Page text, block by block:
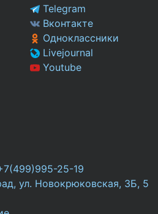
Telegram
Вконтакте
Одноклассники
Livejournal
Youtube
25-19
ул. Новокрюковская, 3Б, 5